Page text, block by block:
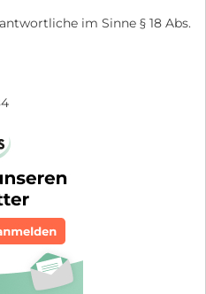
im Sinne § 18 Abs.